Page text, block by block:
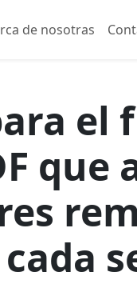
de nosotras
el
que